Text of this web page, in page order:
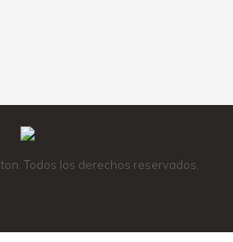
Todos los derechos reservados.